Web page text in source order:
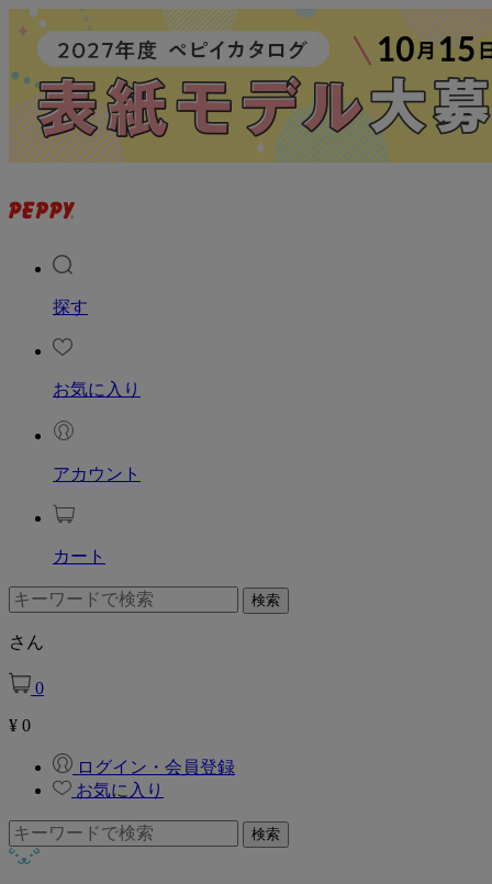
探す
お気に入り
アカウント
カート
さん
0
¥ 0
ログイン・会員登録
お気に入り